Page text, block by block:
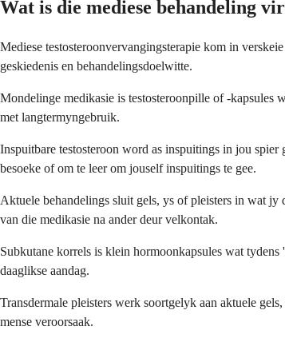
Wat is die mediese behandeling
Mediese testosteroonvervangingsterapie kom in
geskiedenis en behandelingsdoelwitte.
Mondelinge medikasie is testosteroonpille of -kapsules
met langtermyngebruik.
Inspuitbare testosteroon word as inspuitings in jou
besoeke of om te leer om jouself inspuitings te gee.
Aktuele behandelings sluit gels, ys of pleisters in wat
van die medikasie na ander deur velkontak.
Subkutane korrels is klein hormoonkapsules wat
daaglikse aandag.
Transdermale pleisters werk soortgelyk aan aktuele
mense veroorsaak.